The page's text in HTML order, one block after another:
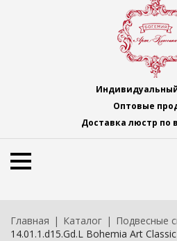
Оптовые
Доставка люстр по
Главная Каталог Подвесные
14.01.1.d15.Gd.L Bohemia Art Classic